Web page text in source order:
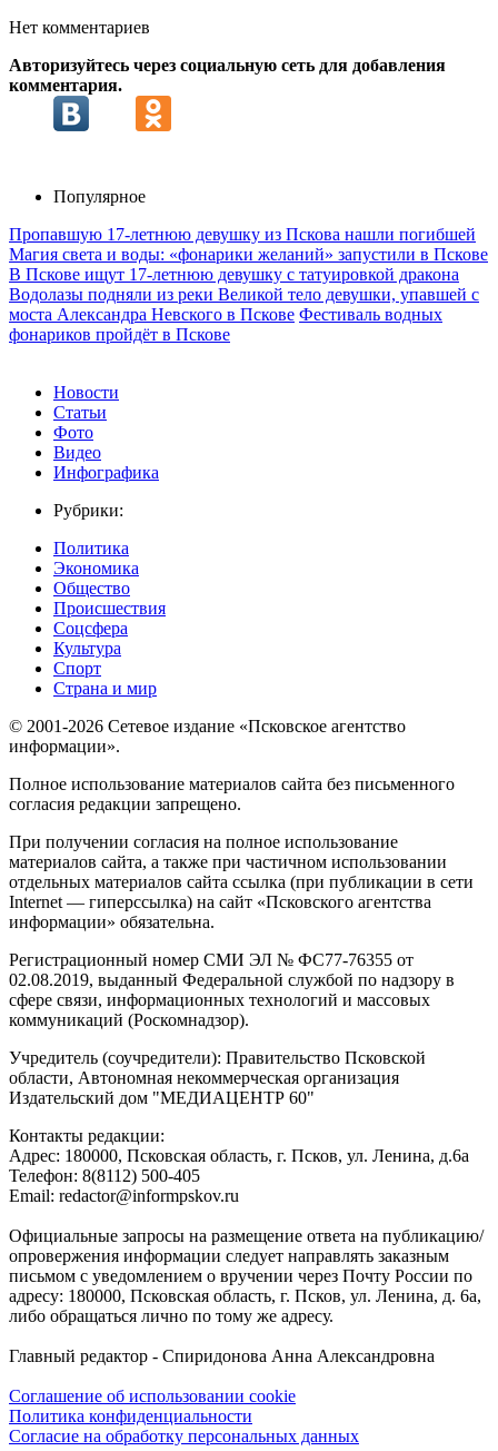
Нет комментариев
Авторизуйтесь через социальную сеть для добавления
комментария.
Популярное
Пропавшую 17-летнюю девушку из Пскова нашли погибшей
Магия света и воды: «фонарики желаний» запустили в Пскове
В Пскове ищут 17‑летнюю девушку с татуировкой дракона
Водолазы подняли из реки Великой тело девушки, упавшей с
моста Александра Невского в Пскове Фестиваль водных
фонариков пройдёт в Пскове
Новости
Статьи
Фото
Видео
Инфографика
Рубрики:
Политика
Экономика
Общество
Происшествия
Соцсфера
Культура
Спорт
Страна и мир
© 2001-2026 Сетевое издание «Псковское агентство
информации».
Полное использование материалов сайта без письменного
согласия редакции запрещено.
При получении согласия на полное использование
материалов сайта, а также при частичном использовании
отдельных материалов сайта ссылка (при публикации в сети
Internet — гиперссылка) на сайт «Псковского агентства
информации» обязательна.
Регистрационный номер СМИ ЭЛ № ФС77-76355 от
02.08.2019, выданный Федеральной службой по надзору в
сфере связи, информационных технологий и массовых
коммуникаций (Роскомнадзор).
Учредитель (соучредители): Правительство Псковской
области, Автономная некоммерческая организация
Издательский дом "МЕДИАЦЕНТР 60"
Контакты редакции:
Адреc: 180000, Псковская область, г. Псков, ул. Ленина, д.6а
Телефон: 8(8112) 500-405
Email: redactor@informpskov.ru
Официальные запросы на размещение ответа на публикацию/
опровержения информации следует направлять заказным
письмом с уведомлением о вручении через Почту России по
адресу: 180000, Псковская область, г. Псков, ул. Ленина, д. 6а,
либо обращаться лично по тому же адресу.
Главный редактор - Спиридонова Анна Александровна
Соглашение об использовании cookie
Политика конфиденциальности
Согласие на обработку персональных данных